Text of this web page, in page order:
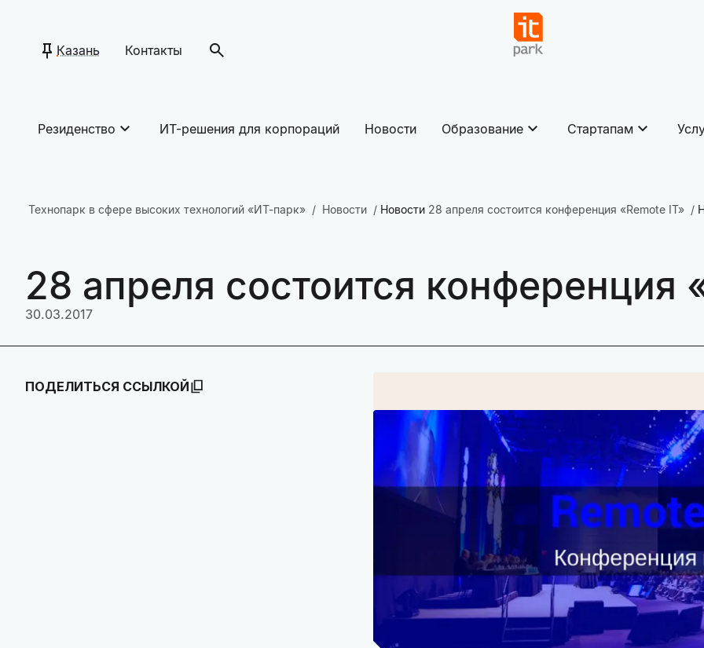
Казань Контакты
Резиденство ИТ-решения для корпораций Новости Образование Стартапам
Технопарк в сфере высоких технологий «ИТ-парк» Новости Новости 28 апреля состоится конференция «Remote IT»
28 апреля состоится конференция
30.03.2017
ПОДЕЛИТЬСЯ ССЫЛКОЙ